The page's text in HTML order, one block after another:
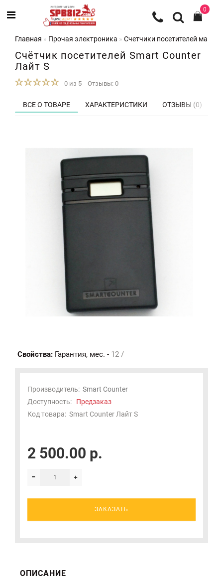
0
Главная Прочая электроника Счетчики посетителей
Счётчик посетителей Smart Counter
Лайт S
0 из 5 Отзывы: 0
ВСЕ О ТОВАРЕ ХАРАКТЕРИСТИКИ ОТЗЫВЫ (0)
Свойства: Гарантия, мес. - 12 /
Производитель: Smart Counter
Доступность: Предзаказ
Код товара: Smart Counter Лайт S
2 500.00 р.
ЗАКАЗАТЬ
ОПИСАНИЕ